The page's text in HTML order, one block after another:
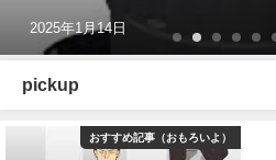
2025年1月14日
pickup
おすすめ記事（おもろいよ）